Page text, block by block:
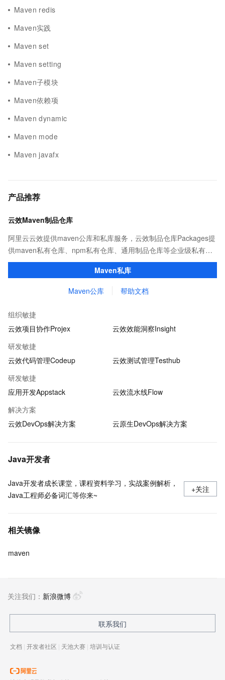
Maven redis
Maven实践
Maven set
Maven setting
Maven子模块
Maven依赖项
Maven dynamic
Maven mode
Maven javafx
产品推荐
云效Maven制品仓库
阿里云云效提供maven公库和私库服务，云效制品仓库Packages提
供maven私有仓库、npm私有仓库、通用制品仓库等企业级私有制
品仓库，用于maven、npm等软件包和依赖管理。且不限容量、免
Maven私库
Maven公库 帮助文档
组织敏捷
云效项目协作Projex
云效效能洞察Insight
研发敏捷
云效代码管理Codeup
云效测试管理Testhub
研发敏捷
应用开发Appstack
云效流水线Flow
解决方案
云效DevOps解决方案
云原生DevOps解决方案
Java开发者
Java开发者成长课堂，课程资料学习，实战案例解析，
Java工程师必备词汇等你来~
+关注
相关镜像
maven
关注我们： 新浪微博
联系我们
文档 | 开发者社区 | 天池大赛 | 培训与认证